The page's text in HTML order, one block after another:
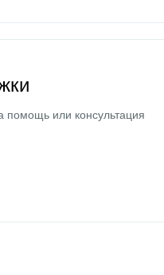
или консультация